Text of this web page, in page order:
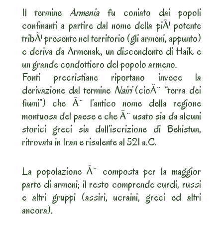
Il termineArmeniafu coniato dai popoli
confinanti a partire dal nome della piÃ¹ potente
tribÃ¹ presente nel territorio (gli armeni, appunto)
e deriva da Armenak, un discendente di Haik e
un grande condottiero del popolo armeno.
Fonti precristiane riportano invece la
derivazione dal termine Nairi(cioÃ¨ “terra dei
fiumi”) che Ã¨ l’antico nome della regione
montuosa del paese e che Ã¨ usato sia da alcuni
storici greci sia dall’iscrizione di Behistun,
ritrovata in Iran e risalente al 521 a.C.
La popolazione Ã¨ composta per la maggior
parte di armeni; il resto comprende curdi, russi
e altri gruppi (assiri, ucraini, greci ed altri
ancora).